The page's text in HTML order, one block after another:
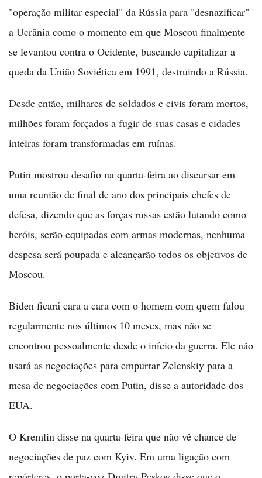
"operação militar especial" da Rússia para "desnazificar"
a Ucrânia como o momento em que Moscou finalmente
se levantou contra o Ocidente, buscando capitalizar a
queda da União Soviética em 1991, destruindo a Rússia.
Desde então, milhares de soldados e civis foram mortos,
milhões foram forçados a fugir de suas casas e cidades
inteiras foram transformadas em ruínas.
Putin mostrou desafio na quarta-feira ao discursar em
uma reunião de final de ano dos principais chefes de
defesa, dizendo que as forças russas estão lutando como
heróis, serão equipadas com armas modernas, nenhuma
despesa será poupada e alcançarão todos os objetivos de
Moscou.
Biden ficará cara a cara com o homem com quem falou
regularmente nos últimos 10 meses, mas não se
encontrou pessoalmente desde o início da guerra. Ele não
usará as negociações para empurrar Zelenskiy para a
mesa de negociações com Putin, disse a autoridade dos
EUA.
O Kremlin disse na quarta-feira que não vê chance de
negociações de paz com Kyiv. Em uma ligação com